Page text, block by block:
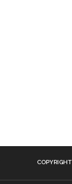
COPYRIGHT